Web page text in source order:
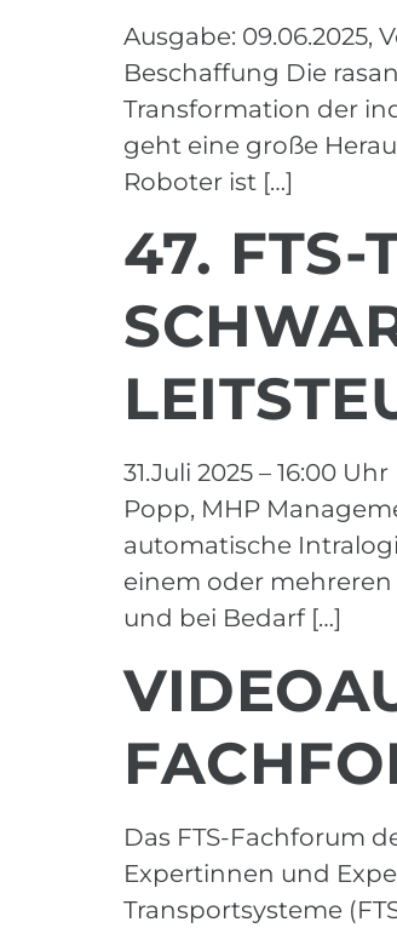
Ausgabe: 09.06.2025,
Beschaffung Die
Transformation der
geht eine große
Roboter ist […]
47. FTS-
31.Juli 2025 – 16:00
Popp, MHP
automatische
einem oder
und bei Bedarf […]
Das FTS-Fachforum
Expertinnen und
Transportsysteme